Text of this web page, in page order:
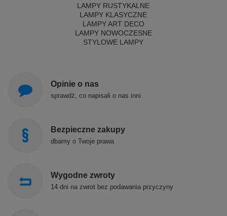
LAMPY RUSTYKALNE
LAMPY KLASYCZNE
LAMPY ART DECO
LAMPY NOWOCZESNE
STYLOWE LAMPY
Opinie o nas
sprawdź, co napisali o nas inni
Bezpieczne zakupy
dbamy o Twoje prawa
Wygodne zwroty
14 dni na zwrot bez podawania przyczyny